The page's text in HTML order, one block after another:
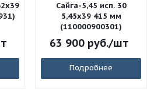
Сайга-5,45 исп. 30
5,45x39 415 мм
(110000900301)
63 900руб./шт
Подробнее